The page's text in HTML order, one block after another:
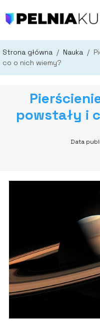
Strona główna / Nauka /
co o nich wiemy?
powstały i
Data